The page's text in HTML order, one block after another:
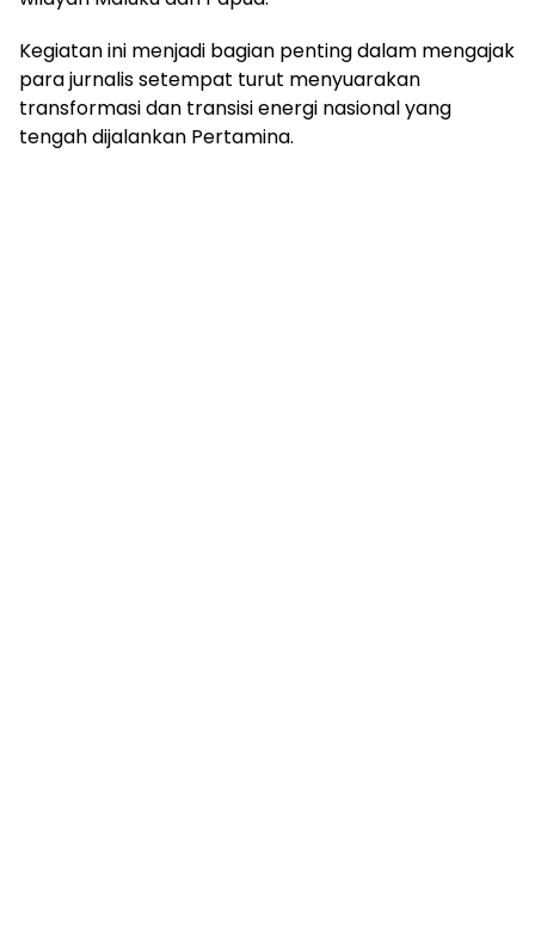
Kegiatan ini menjadi bagian penting dalam mengajak
para jurnalis setempat turut menyuarakan
transformasi dan transisi energi nasional yang
tengah dijalankan Pertamina.